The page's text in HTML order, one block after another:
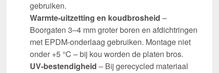
gebruiken.
Warmte-uitzetting en koudbrosheid –
Boorgaten 3–4 mm groter boren en afdichtringen
met EPDM-onderlaag gebruiken. Montage niet
onder +5 °C – bij kou worden de platen bros.
UV-bestendigheid – Bij gerecycled materiaal